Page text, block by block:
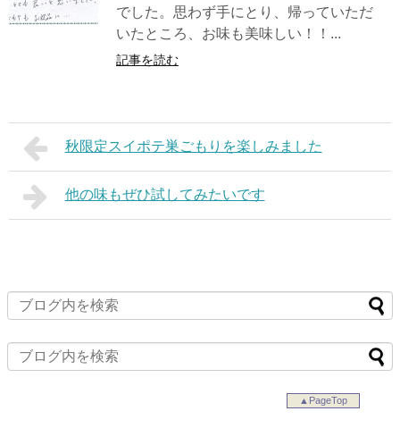
でした。思わず手にとり、帰っていただ
いたところ、お味も美味しい！！...
記事を読む
秋限定スイポテ巣ごもりを楽しみました
他の味もぜひ試してみたいです
▲PageTop